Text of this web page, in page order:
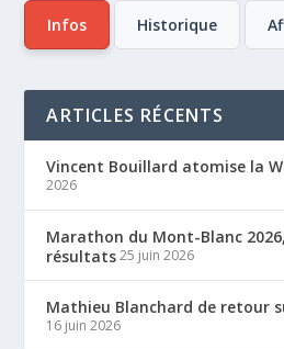
Infos Historique
ARTICLES RÉCENTS
Vincent Bouillard atomise la
2026
Marathon du Mont-Blanc
résultats 25 juin 2026
Mathieu Blanchard de retour
16 juin 2026